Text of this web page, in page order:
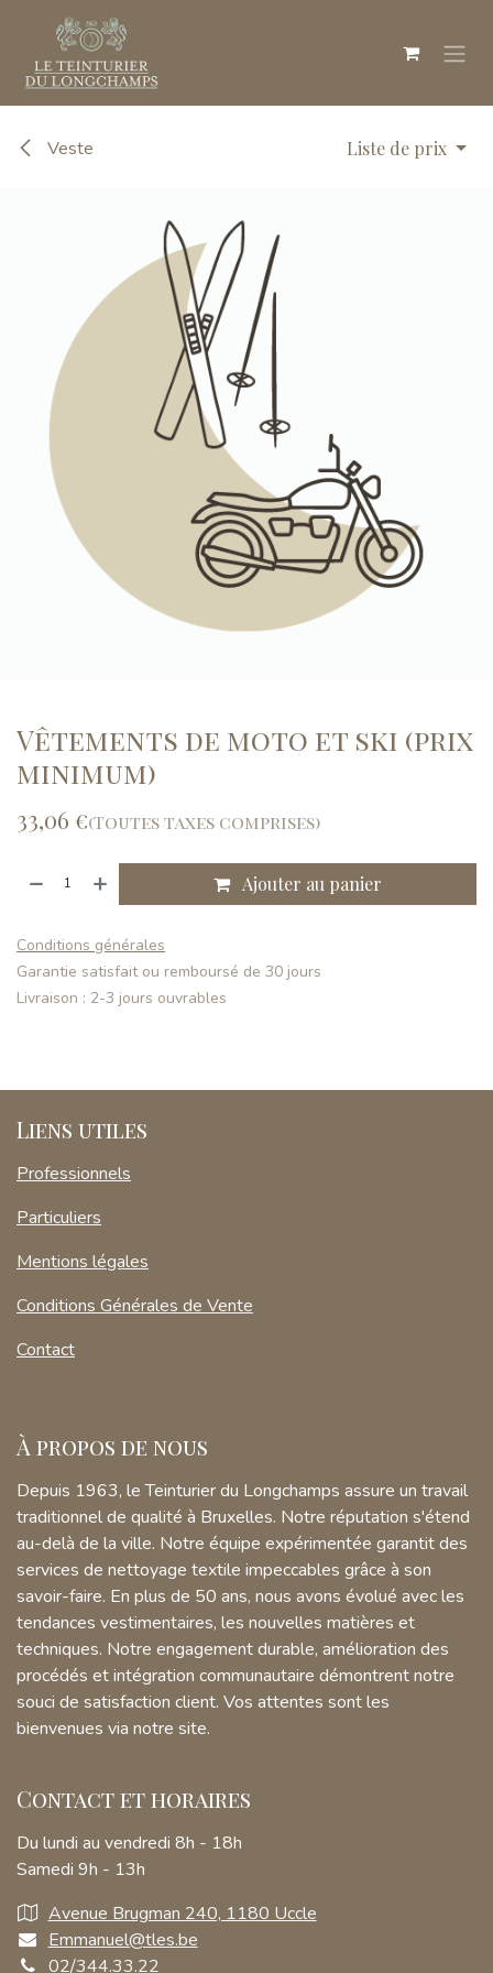
Veste Liste de prix
Vêtements de moto et ski (prix
minimum)
33,06 €(Toutes taxes comprises)
Ajouter au panier
Conditions générales
Garantie satisfait ou remboursé de 30 jours
Livraison : 2-3 jours ouvrables
Liens utiles
Professionnels
Particuliers
Mentions légales
Conditions Générales de Vente
Contact
À propos de nous
Depuis 1963, le Teinturier du Longchamps assure un travail
traditionnel de qualité à Bruxelles. Notre réputation s'étend
au-delà de la ville. Notre équipe expérimentée garantit des
services de nettoyage textile impeccables grâce à son
savoir-faire. En plus de 50 ans, nous avons évolué avec les
tendances vestimentaires, les nouvelles matières et
techniques. Notre engagement durable, amélioration des
procédés et intégration communautaire démontrent notre
souci de satisfaction client. Vos attentes sont les
bienvenues via notre site.
Contact et horaires
Du lundi au vendredi 8h - 18h
Samedi 9h - 13h
Avenue Brugman 240, 1180 Uccle
Emmanuel@tles.be
02/344.33.22